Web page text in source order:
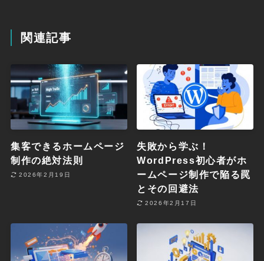
関連記事
集客できるホームページ
制作の絶対法則
2026年2月19日
失敗から学ぶ！
WordPress初心者がホ
ームページ制作で陥る罠
とその回避法
2026年2月17日